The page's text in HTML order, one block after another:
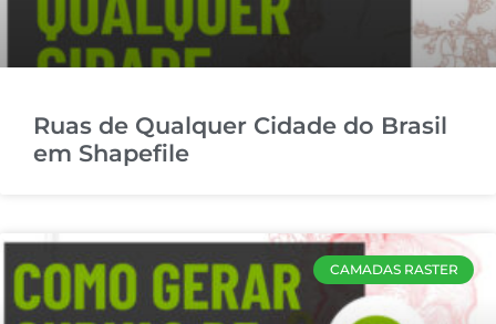
Ruas de Qualquer Cidade do Brasil
em Shapefile
CAMADAS RASTER